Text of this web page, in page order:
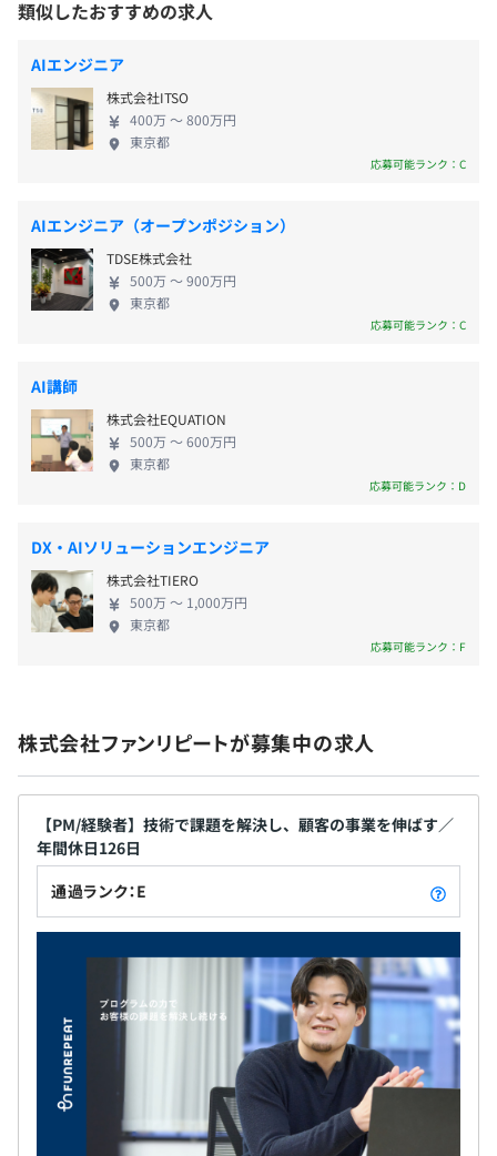
社用PC・社用携帯貸与の支給可
プロジェクトごとに選択、ウォーターフォール、アジャイ
ル、スクラム、ペアプロ、テスト駆動開発、チケット駆動
開発、プロトタイピング
▍会社 / チームについて
・意見交換が活発で、議論は前向き／建設的
・物腰が柔らかく、相手を否定する空気は一切なし
・一方で「自分の考えをしっかり持ち、伝えられる」人
が多い
・議論は熱量があるけど、人当たりは穏やか
★自己研鑽志向
・新しい技術やサービスに敏感で、自主的にキャッチア
・SlackやMTGでナレッジ共有が活発
★スピードを大切にする文化
・「完璧にしてから出す」より「まず形にして改善」
・小さく早く動き、学びを次に活かすことを全員が実践
▍アクセス
都営新宿線「小川町」より徒歩2分
東京メトロ丸ノ内線「淡路町」より徒歩3分
・ 完全週休2日制（土日）
・ 有給休暇（入社後6ヶ月後から10日付与）
・ 産前産後 / 育児休暇あり
・ 給与改定年2回
・ 賞与年2回（業績連動）
・ 通勤手当（上限3万円）
・ 社会保険完備
・ 健康診断費用負担
・社外勉強会参加費補助
・オンライン学習支援
・生成AIアカウント利用料補助
会社の業績に応じて支給する場合があります。
各種社会保険完備（健康保険、厚生年金保険、雇用保険、
労災保険）
無期雇用
3カ月（待遇の変更はありません）
類似したおすすめの求人
AIエンジニア
株式会社ITSO
400万 〜 800万円
東京都
応募可能ランク：C
AIエンジニア（オープンポジション）
TDSE株式会社
500万 〜 900万円
東京都
応募可能ランク：C
AI講師
株式会社EQUATION
500万 〜 600万円
東京都
応募可能ランク：D
DX・AIソリューションエンジニア
株式会社TIERO
500万 〜 1,000万円
東京都
応募可能ランク：F
株式会社ファンリピートが募集中の求人
【PM/経験者】技術で課題を解決し、顧客の事業を伸ばす／
年間休日126日
通過ランク：E